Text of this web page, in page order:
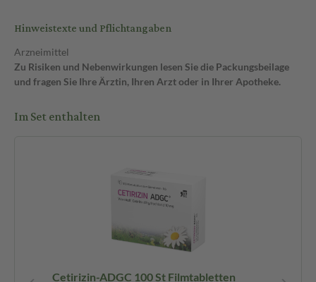
Hinweistexte und Pflichtangaben
Arzneimittel
Zu Risiken und Nebenwirkungen lesen Sie die Packungsbeilage
und fragen Sie Ihre Ärztin, Ihren Arzt oder in Ihrer Apotheke.
Im Set enthalten
Cetirizin-ADGC 100 St Filmtabletten